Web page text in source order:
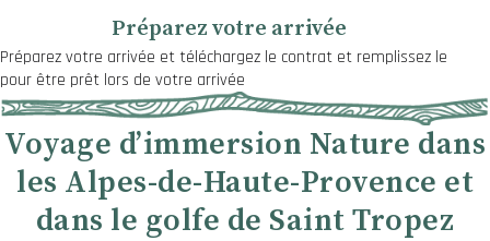
Préparez votre arrivée
Préparez votre arrivée et téléchargez le contrat et remplissez le
pour être prêt lors de votre arrivée
Voyage d’immersion Nature dans
les Alpes-de-Haute-Provence et
dans le golfe de Saint Tropez